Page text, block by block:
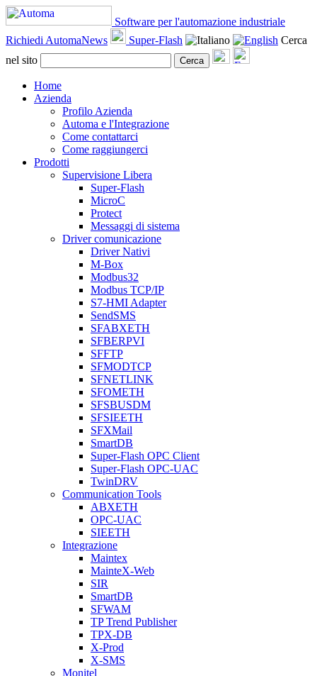
Software per l'automazione industriale
Richiedi AutomaNews
Super-Flash
Cerca
nel sito
Cerca
Home
Azienda
Profilo Azienda
Automa e l'Integrazione
Come contattarci
Come raggiungerci
Prodotti
Supervisione Libera
Super-Flash
MicroC
Protect
Messaggi di sistema
Driver comunicazione
Driver Nativi
M-Box
Modbus32
Modbus TCP/IP
S7-HMI Adapter
SendSMS
SFABXETH
SFBERPVI
SFFTP
SFMODTCP
SFNETLINK
SFOMETH
SFSBUSDM
SFSIEETH
SFXMail
SmartDB
Super-Flash OPC Client
Super-Flash OPC-UAC
TwinDRV
Communication Tools
ABXETH
OPC-UAC
SIEETH
Integrazione
Maintex
MainteX-Web
SIR
SmartDB
SFWAM
TP Trend Publisher
TPX-DB
X-Prod
X-SMS
Monitel